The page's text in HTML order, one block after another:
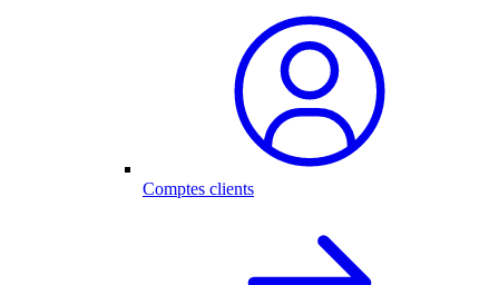
Comptes clients